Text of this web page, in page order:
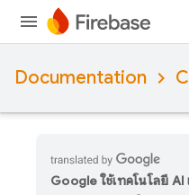
Documentation
Google ใช้เทคโนโลยี